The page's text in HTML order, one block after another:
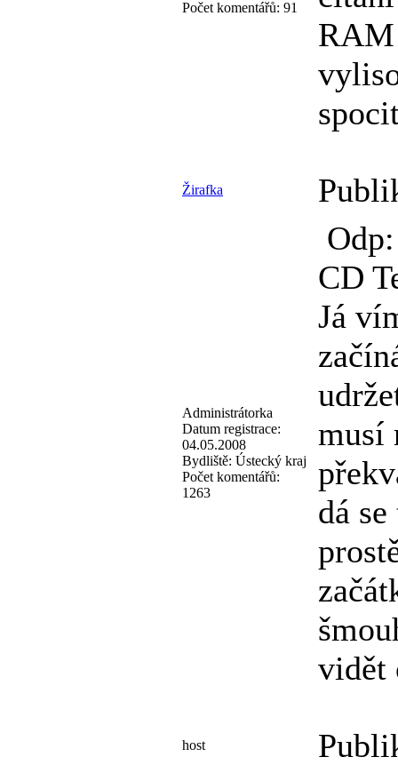
Počet komentářů: 91
Žirafka
Administrátorka
Datum registrace:
04.05.2008
Bydliště: Ústecký kraj
Počet komentářů:
1263
CD
Já
musí
dá
vidět
host